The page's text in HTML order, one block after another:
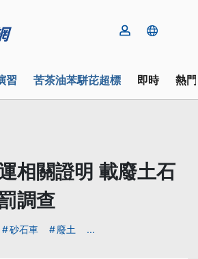
習 苦茶油苯駢芘超標 即時 熱
相關證明 載廢土石
調查
砂石車 廢土 ...